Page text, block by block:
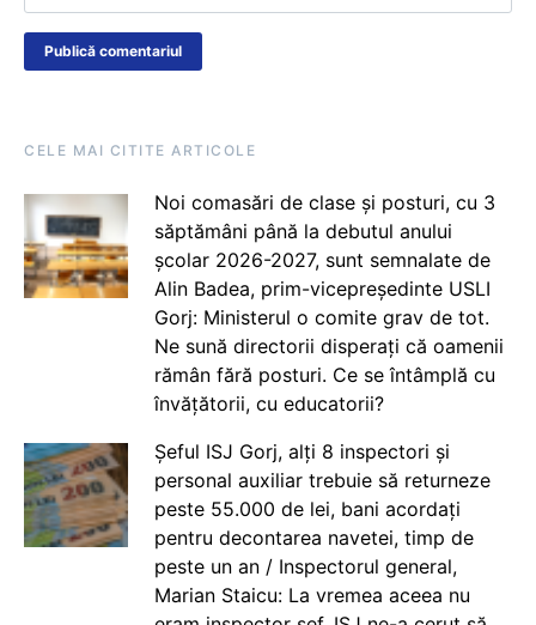
CELE MAI CITITE ARTICOLE
Noi comasări de clase și posturi, cu 3
săptămâni până la debutul anului
școlar 2026-2027, sunt semnalate de
Alin Badea, prim-vicepreședinte USLI
Gorj: Ministerul o comite grav de tot.
Ne sună directorii disperați că oamenii
rămân fără posturi. Ce se întâmplă cu
învățătorii, cu educatorii?
Șeful ISJ Gorj, alți 8 inspectori și
personal auxiliar trebuie să returneze
peste 55.000 de lei, bani acordați
pentru decontarea navetei, timp de
peste un an / Inspectorul general,
Marian Staicu: La vremea aceea nu